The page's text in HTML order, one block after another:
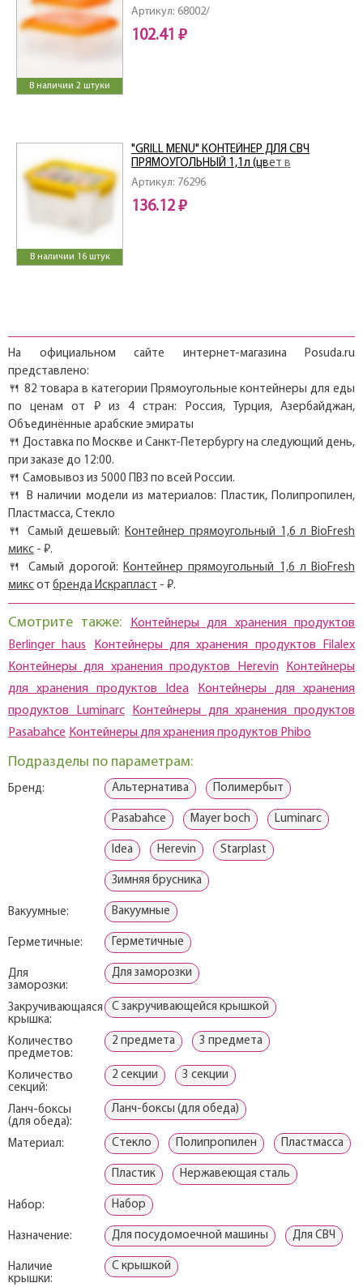
В наличии 2 штуки
Артикул: 68002/
мл+1,4 л) (цвет в ассортименте)
102.41 ₽
В наличии 16 штук
Артикул: 76296
"GRILL MENU" КОНТЕЙНЕР ДЛЯ СВЧ
ПРЯМОУГОЛЬНЫЙ 1,1л (цвет в
ассортименте)
136.12 ₽
На официальном сайте интернет-магазина Posuda.ru
представлено:
🍴 82 товара в категории Прямоугольные контейнеры для еды
по ценам от ₽ из 4 стран: Россия, Турция, Азербайджан,
Объединённые арабские эмираты
🍴 Доставка по Москве и Санкт-Петербургу на следующий день,
при заказе до 12:00.
🍴 Самовывоз из 5000 ПВЗ по всей России.
🍴 В наличии модели из материалов: Пластик, Полипропилен,
Пластмасса, Стекло
🍴 Самый дешевый: Контейнер прямоугольный 1,6 л BioFresh
микс - ₽.
🍴 Самый дорогой: Контейнер прямоугольный 1,6 л BioFresh
микс от бренда Искрапласт - ₽.
Смотрите также:
Контейнеры для хранения продуктов
Berlinger haus
Контейнеры для хранения продуктов Filalex
Контейнеры для хранения продуктов Herevin
Контейнеры
для хранения продуктов Idea
Контейнеры для хранения
продуктов Luminarc
Контейнеры для хранения продуктов
Pasabahce Контейнеры для хранения продуктов Phibo
Подразделы по параметрам:
Бренд: Альтернатива Полимербыт
Pasabahce Mayer boch Luminarc
Idea Herevin Starplast
Зимняя брусника
Вакуумные: Вакуумные
Герметичные: Герметичные
Для
заморозки:
Для заморозки
Закручивающаяся
крышка:
С закручивающейся крышкой
Количество
предметов:
2 предмета 3 предмета
Количество
секций:
2 секции 3 секции
Ланч-боксы
(для обеда):
Ланч-боксы (для обеда)
Материал: Стекло Полипропилен Пластмасса
Пластик Нержавеющая сталь
Набор: Набор
Назначение: Для посудомоечной машины Для СВЧ
Наличие
крышки:
С крышкой